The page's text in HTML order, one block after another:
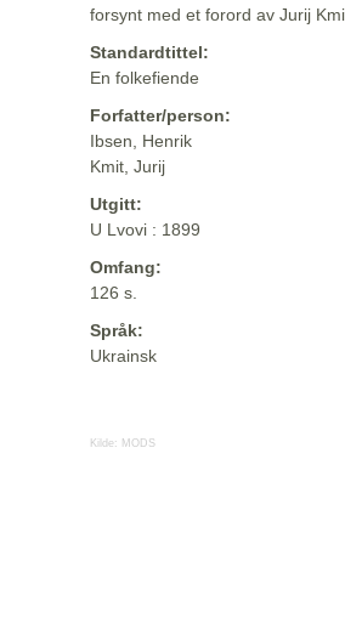
forsynt med et forord av Jurij
Standardtittel:
En folkefiende
Forfatter/person:
Ibsen, Henrik
Kmit, Jurij
Utgitt:
U Lvovi : 1899
Omfang:
126 s.
Språk:
Ukrainsk
Kilde: MODS